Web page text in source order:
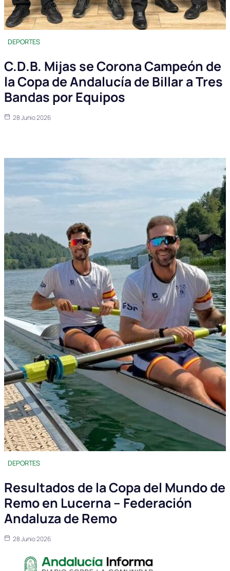
DEPORTES
C.D.B. Mijas se Corona Campeón de
la Copa de Andalucía de Billar a Tres
Bandas por Equipos
28 Junio 2026
DEPORTES
Resultados de la Copa del Mundo de
Remo en Lucerna – Federación
Andaluza de Remo
28 Junio 2026